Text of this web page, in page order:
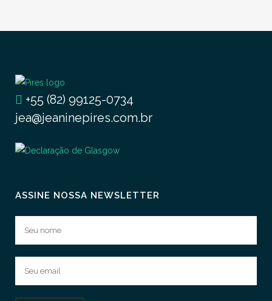
+55 (82) 99125-0734
jea@jeaninepires.com.br
ASSINE NOSSA NEWSLETTER